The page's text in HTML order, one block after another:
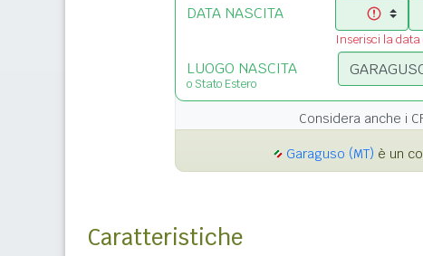
DATA NASCITA
Inserisci la
LUOGO NASCITA
o Stato Estero
Considera anche i
Garaguso (MT) è un
Caratteristiche